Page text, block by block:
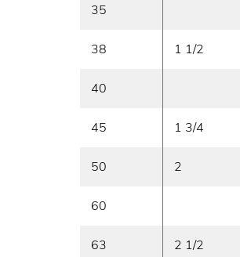
35
38 1 1/2
40
45 1 3/4
50 2
60
63 2 1/2